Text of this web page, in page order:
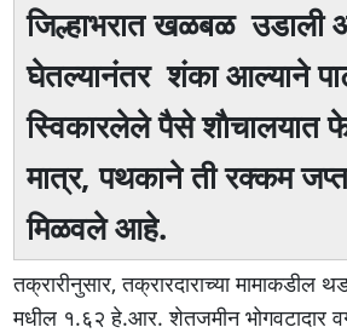
जिल्हाभरात खळबळ
घेतल्यानंतर शंका आल्याने
स्विकारलेले पैसे शाैचालयात
मात्र, पथकाने ती रक्कम
मिळवले आहे.
तक्रारीनुसार, तक्रारदाराच्या
मधील १.६२ हे.आर. शेतजमीन भोगवटादार